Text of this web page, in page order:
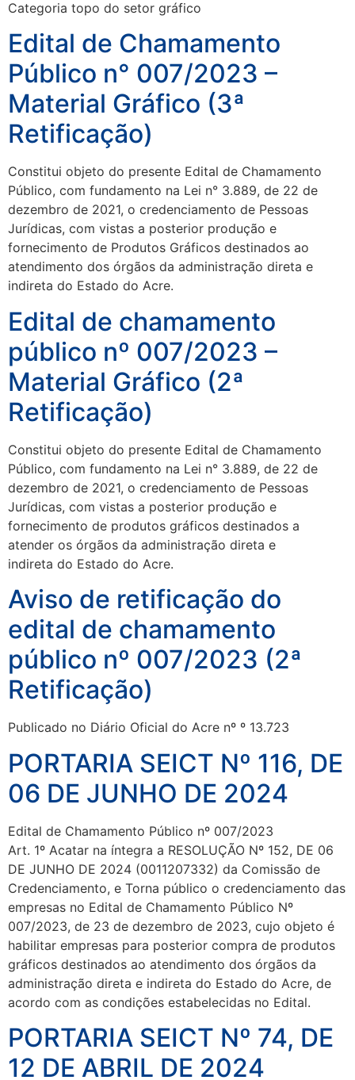
Categoria topo do setor gráfico
Edital de Chamamento
Público n° 007/2023 –
Material Gráfico (3ª
Retificação)
Constitui objeto do presente Edital de Chamamento
Público, com fundamento na Lei n° 3.889, de 22 de
dezembro de 2021, o credenciamento de Pessoas
Jurídicas, com vistas a posterior produção e
fornecimento de Produtos Gráficos destinados ao
atendimento dos órgãos da administração direta e
indireta do Estado do Acre.
Edital de chamamento
público nº 007/2023 –
Material Gráfico (2ª
Retificação)
Constitui objeto do presente Edital de Chamamento
Público, com fundamento na Lei n° 3.889, de 22 de
dezembro de 2021, o credenciamento de Pessoas
Jurídicas, com vistas a posterior produção e
fornecimento de produtos gráficos destinados a
atender os órgãos da administração direta e
indireta do Estado do Acre.
Aviso de retificação do
edital de chamamento
público nº 007/2023 (2ª
Retificação)
Publicado no Diário Oficial do Acre nº º 13.723
PORTARIA SEICT Nº 116, DE
06 DE JUNHO DE 2024
Edital de Chamamento Público nº 007/2023
Art. 1º Acatar na íntegra a RESOLUÇÃO Nº 152, DE 06
DE JUNHO DE 2024 (0011207332) da Comissão de
Credenciamento, e Torna público o credenciamento das
empresas no Edital de Chamamento Público Nº
007/2023, de 23 de dezembro de 2023, cujo objeto é
habilitar empresas para posterior compra de produtos
gráficos destinados ao atendimento dos órgãos da
administração direta e indireta do Estado do Acre, de
acordo com as condições estabelecidas no Edital.
PORTARIA SEICT Nº 74, DE
12 DE ABRIL DE 2024